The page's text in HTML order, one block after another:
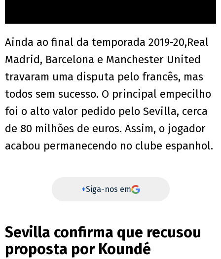
Ainda ao final da temporada 2019-20,Real
Madrid, Barcelona e Manchester United
travaram uma disputa pelo francês, mas
todos sem sucesso. O principal empecilho
foi o alto valor pedido pelo Sevilla, cerca
de 80 milhões de euros. Assim, o jogador
acabou permanecendo no clube espanhol.
+Siga-nos em
Sevilla confirma que recusou
proposta por Koundé